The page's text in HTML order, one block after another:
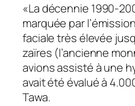
«La décennie 1990-
marquée par
faciale très élevée
zaïres (l’ancienne
avions assisté à une
avait été évalué à
Tawa.